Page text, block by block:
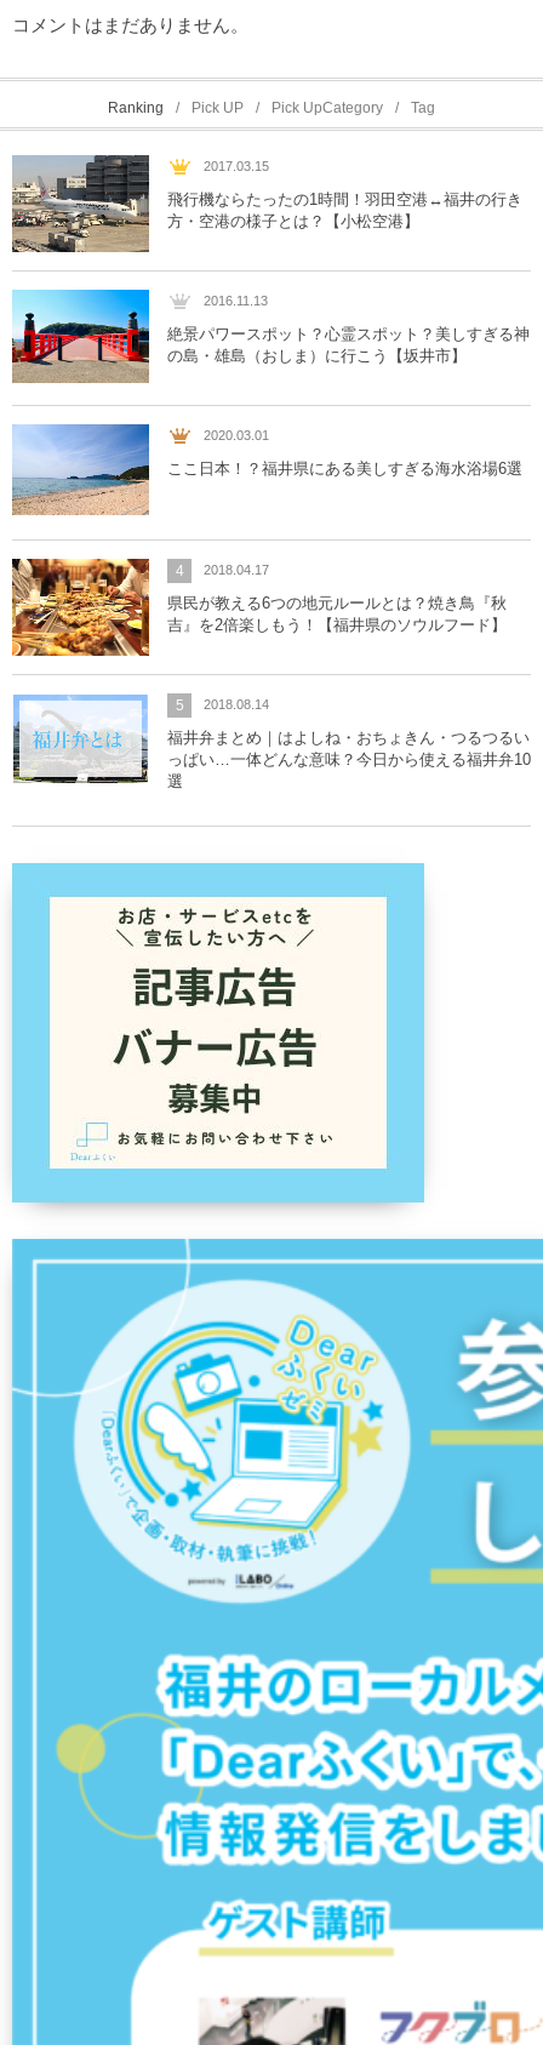
コメントはまだありません。
Ranking Pick UP Pick UpCategory Tag
2017.03.15
飛行機ならたったの1時間！羽田空港↔︎福井の行き
方・空港の様子とは？【小松空港】
2016.11.13
絶景パワースポット？心霊スポット？美しすぎる神
の島・雄島（おしま）に行こう【坂井市】
2020.03.01
ここ日本！？福井県にある美しすぎる海水浴場6選
4 2018.04.17
県民が教える6つの地元ルールとは？焼き鳥『秋
吉』を2倍楽しもう！【福井県のソウルフード】
5 2018.08.14
福井弁まとめ｜はよしね・おちょきん・つるつるい
っぱい…一体どんな意味？今日から使える福井弁10
選